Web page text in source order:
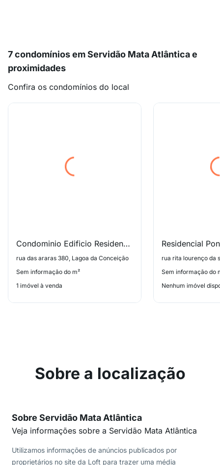
7 condomínios em Servidão Mata Atlântica e
proximidades
Confira os condomínios do local
Condominio Edificio Residencial Catamaranes
rua das araras 380, Lagoa da Conceição
Sem informação do m²
1 imóvel à venda
Residencial
Sem informação do
Nenhum imóvel
Sobre a localização
Sobre Servidão Mata Atlântica
Veja informações sobre a Servidão Mata Atlântica
Utilizamos informações de anúncios publicados por
proprietários no site da Loft para trazer uma média